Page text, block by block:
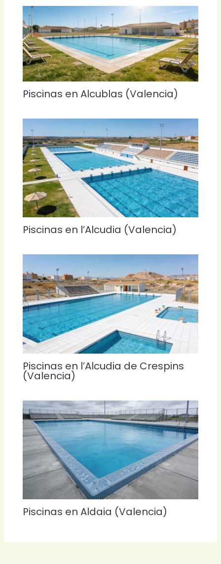
Piscinas en Alcublas (Valencia)
Piscinas en l’Alcudia (Valencia)
Piscinas en l’Alcudia de Crespins
(Valencia)
Piscinas en Aldaia (Valencia)